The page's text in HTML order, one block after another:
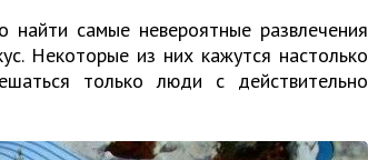
самые невероятные развлечения
Некоторые из них кажутся настолько
только люди с действительно